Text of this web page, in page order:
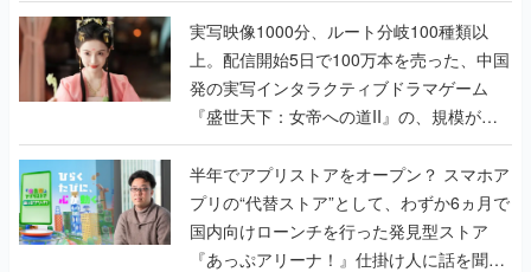
んだレジェンド2人に訊く開発秘話
実写映像1000分、ルート分岐100種類以
上。配信開始5日で100万本を売った、中国
発の実写インタラクティブドラマゲーム
『盛世天下：女帝への道II』の、規模が違
うこだわりをプロデューサーに聞いた
半年でアプリストアをオープン？ スマホア
プリの“代替ストア”として、わずか6ヵ月で
国内向けローンチを行った発見型ストア
『あっぷアリーナ！』仕掛け人に話を聞い